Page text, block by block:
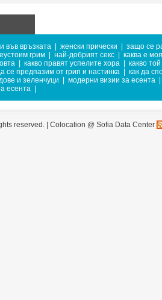
във връзката женски прически
защо се
грим най-добрият секс
каква е
какво правят успелите хора
какво
се предпазим от грип и настинка
как да
и зеленчуци
модерни визии за есента
есента
reserved. | Colocation @ Sofia Data Center